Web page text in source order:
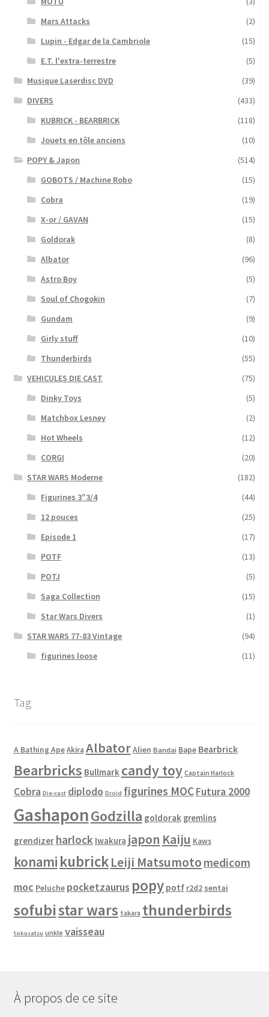
Mars Attacks
(2)
Lupin - Edgar de la Cambriole
(15)
E.T. l'extra-terrestre
(5)
Musique Laserdisc DVD
(39)
DIVERS
(433)
KUBRICK - BEARBRICK
(118)
Jouets en tôle anciens
(10)
POPY & Japon
(514)
GOBOTS / Machine Robo
(15)
Cobra
(19)
X-or / GAVAN
(15)
Goldorak
(8)
Albator
(96)
Astro Boy
(5)
Soul of Chogokin
(7)
Gundam
(9)
Girly stuff
(10)
Thunderbirds
(55)
VEHICULES DIE CAST
(75)
Dinky Toys
(5)
Matchbox Lesney
(2)
Hot Wheels
(12)
CORGI
(20)
STAR WARS Moderne
(182)
Figurines 3″3/4
(44)
12 pouces
(25)
Episode 1
(17)
POTF
(13)
POTJ
(5)
Saga Collection
(15)
Star Wars Divers
(1)
STAR WARS 77-83 Vintage
(94)
figurines loose
(11)
Tag
A Bathing Ape Akira AlbatorAlien Bandai Bape Bearbrick
Bearbricks Bullmark candy toy Captain Harlock
Cobra Die-cast diplodo Droid figurines MOCFutura 2000
GashaponGodzilla goldorak gremlins
grendizer harlock Iwakura japon Kaiju Kaws
konami kubrickLeiji Matsumoto medicom
moc Peluche pocketzaurus popy potf r2d2 sentai
sofubistar wars takara thunderbirds
tokusatsu unkle vaisseau
À propos de ce site